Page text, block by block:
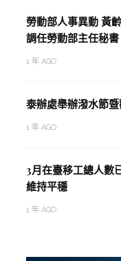
勞動部人事異動 黃
調任勞動部主任秘書
1 年 AGO
泰辦處舉辦潑水節
1 年 AGO
3月在臺移工總人數
維持平穩
1 年 AGO